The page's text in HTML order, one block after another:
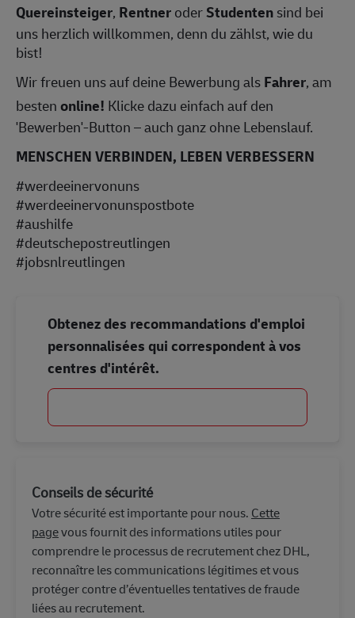
Quereinsteiger, RentneroderStudentensind bei
uns herzlich willkommen, denn du zählst, wie du
bist!
Wir freuen uns auf deine Bewerbung alsFahrer, am
bestenonline! Klicke dazu einfach auf den
'Bewerben'-Button – auch ganz ohne Lebenslauf.
MENSCHEN VERBINDEN, LEBEN VERBESSERN
#werdeeinervonuns
#werdeeinervonunspostbote
#aushilfe
#deutschepostreutlingen
#jobsnlreutlingen
Obtenez des recommandations d'emploi
personnalisées qui correspondent à vos
centres d'intérêt.
Conseils de sécurité
Votre sécurité est importante pour nous. Cette
pagevous fournit des informations utiles pour
comprendre le processus de recrutement chez DHL,
reconnaître les communications légitimes et vous
protéger contre d’éventuelles tentatives de fraude
liées au recrutement.